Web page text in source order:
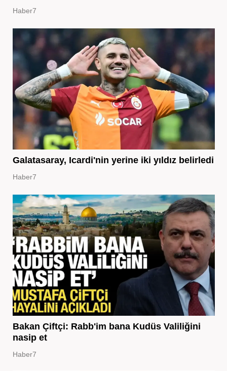
Haber7
Galatasaray, Icardi'nin yerine iki yıldız belirledi
Haber7
Bakan Çiftçi: Rabb'im bana Kudüs Valiliğini
nasip et
Haber7